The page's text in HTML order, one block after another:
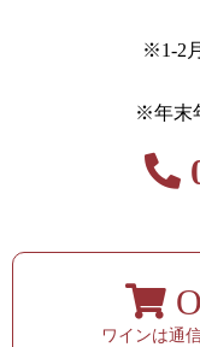
※1-2
※年末
ワインは通